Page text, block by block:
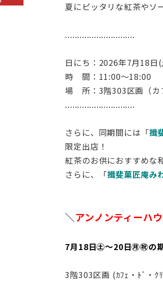
夏にピッタリな紅茶やソ
.............................
日にち：2026年7月18日
時 間：11:00～18:00
場 所：3階303区画（カ
.............................
さらに、同期間には「揖
限定出店！
紅茶のお供におすすめ
さらに、「揖斐菓匠庵み
＼アンノンティーハ
7月18日㊏～20日㊊㊗の
3階303区画 (ｶﾌｪ・ﾄﾞ・ｸ